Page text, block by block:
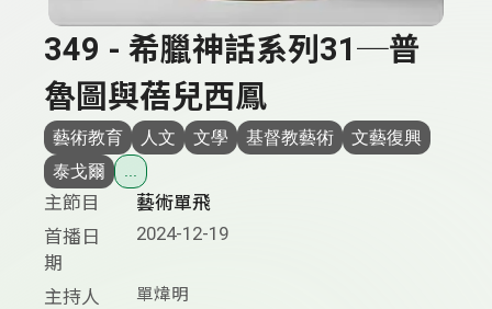
349 - 希臘神話系列31─普
魯圖與蓓兒西鳳
藝術教育 人文 文學 基督教藝術
文藝復興
泰戈爾
主節目
藝術單飛
首播日
期
2024-12-19
主持人 單煒明